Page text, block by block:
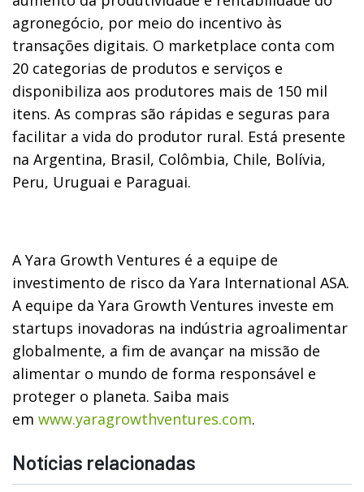
agronegócio, por meio do incentivo às
transações digitais. O marketplace conta com
20 categorias de produtos e serviços e
disponibiliza aos produtores mais de 150 mil
itens. As compras são rápidas e seguras para
facilitar a vida do produtor rural. Está presente
na Argentina, Brasil, Colômbia, Chile, Bolívia,
Peru, Uruguai e Paraguai.
A Yara Growth Ventures é a equipe de
investimento de risco da Yara International ASA.
A equipe da Yara Growth Ventures investe em
startups inovadoras na indústria agroalimentar
globalmente, a fim de avançar na missão de
alimentar o mundo de forma responsável e
proteger o planeta. Saiba mais
em www.yaragrowthventures.com.
Notícias relacionadas